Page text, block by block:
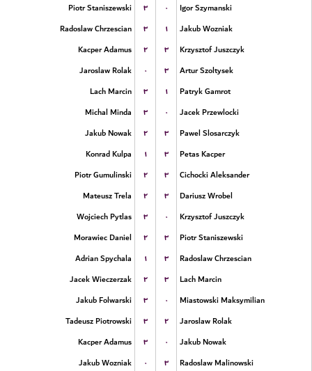
Piotr Staniszewski
۳ ۰
Igor Szymanski
Radoslaw Chrzescian
۳ ۱
Jakub Wozniak
Kacper Adamus
۲ ۳
Krzysztof Juszczyk
Jaroslaw Rolak
۰ ۳
Artur Szoltysek
Lach Marcin
۳ ۱
Patryk Gamrot
Michal Minda
۳ ۰
Jacek Przewlocki
Jakub Nowak
۲ ۳
Pawel Slosarczyk
Konrad Kulpa
۱ ۳
Petas Kacper
Piotr Gumulinski
۲ ۳
Cichocki Aleksander
Mateusz Trela
۲ ۳
Dariusz Wrobel
Wojciech Pytlas
۳ ۰
Krzysztof Juszczyk
Morawiec Daniel
۲ ۳
Piotr Staniszewski
Adrian Spychala
۱ ۳
Radoslaw Chrzescian
Jacek Wieczerzak
۲ ۳
Lach Marcin
Jakub Folwarski
۳ ۰
Miastowski Maksymilian
Tadeusz Piotrowski
۳ ۲
Jaroslaw Rolak
Kacper Adamus
۳ ۰
Jakub Nowak
Jakub Wozniak
۰ ۳
Radoslaw Malinowski